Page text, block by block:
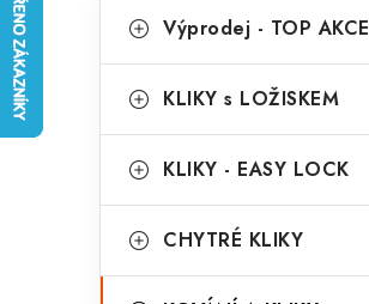
o
t
r
n
kategorie
a
e
o
i
Výprodej - TOP AKCE
KLIKY s LOŽISKEM
KLIKY - EASY LOCK
CHYTRÉ KLIKY